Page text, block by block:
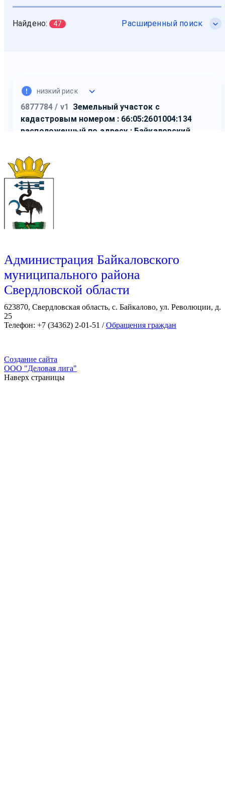
Администрация Байкаловского
муниципального района
Свердловской области
623870, Свердловская область, с. Байкалово, ул. Революции, д.
25
Телефон: +7 (34362) 2-01-51 /Обращения граждан
Создание сайта
ООО "Деловая лига"
Наверх страницы